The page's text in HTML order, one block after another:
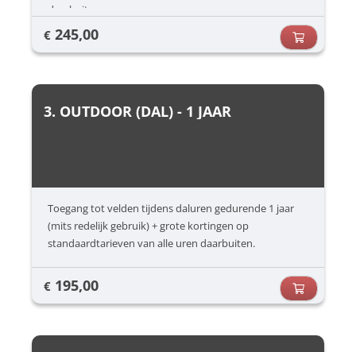
daarbuiten.
€ 245,00
3. OUTDOOR (DAL) - 1 JAAR
Toegang tot velden tijdens daluren gedurende 1 jaar
(mits redelijk gebruik) + grote kortingen op
standaardtarieven van alle uren daarbuiten.
€ 195,00